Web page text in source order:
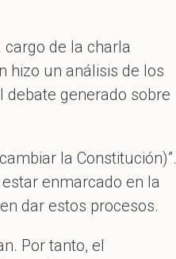
cargo de la charla
hizo un análisis de los
generado sobre
la Constitución)”.
enmarcado en la
dar estos procesos.
Por tanto, el